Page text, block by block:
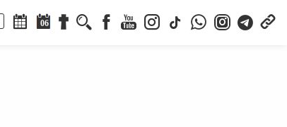
06